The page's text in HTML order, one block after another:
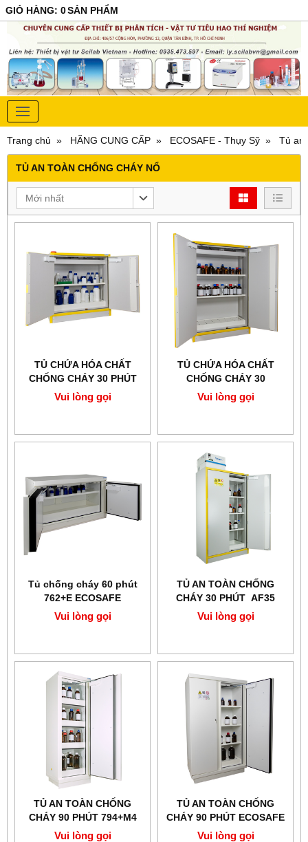
GIỎ HÀNG: 0SẢN PHẨM
Trang chủ HÃNG CUNG CẤP ECOSAFE - Thụy Sỹ Tủ an
TỦ AN TOÀN CHỐNG CHÁY NỔ
Mới nhất
TỦ CHỨA HÓA CHẤT
CHỐNG CHÁY 30 PHÚT
3033UE ECOSAFE
Vui lòng gọi
TỦ CHỨA HÓA CHẤT
CHỐNG CHÁY 30
PHÚT 3035UE ECOSAFE
Vui lòng gọi
Tủ chống cháy 60 phút
762+E ECOSAFE
Vui lòng gọi
TỦ AN TOÀN CHỐNG
CHÁY 30 PHÚT AF35
ECOSAFE
Vui lòng gọi
TỦ AN TOÀN CHỐNG
CHÁY 90 PHÚT 794+M4
ECOSAFE - 1 CỬA 4
Vui lòng gọi
TỦ AN TOÀN CHỐNG
CHÁY 90 PHÚT ECOSAFE
795+900E2
Vui lòng gọi